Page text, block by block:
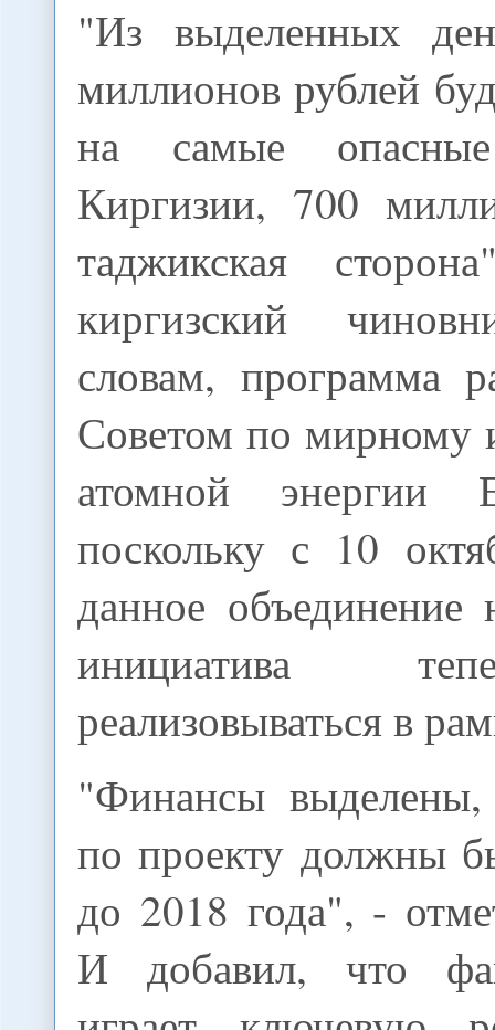
"Из выделенных
миллионов рублей
на самые
Киргизии, 700
таджикская
киргизский
словам, программа
Советом по мирному
атомной
поскольку с 10
данное объединение
инициатива
реализовываться в
"Финансы
по проекту должны
до 2018 года", -
И добавил, что